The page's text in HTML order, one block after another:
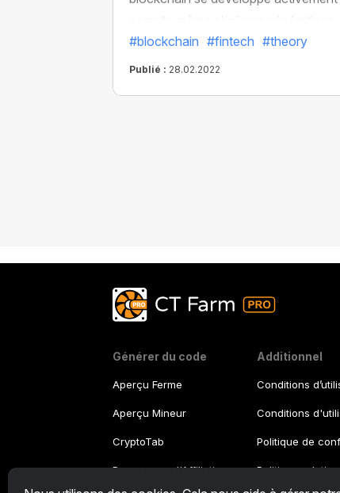
compte même plusieurs générations.
Mais alors, qu'est-ce que la
pourquoi est-elle dite décentralisée, et
#blockchain #fintech #theory
Publié : 28.02.2022
Générer du code
Aperçu Ferme
Aperçu Mineur
CryptoTab
Programme d'Affiliation
Additionnel
Conditions
Conditions
Politique de
Politique